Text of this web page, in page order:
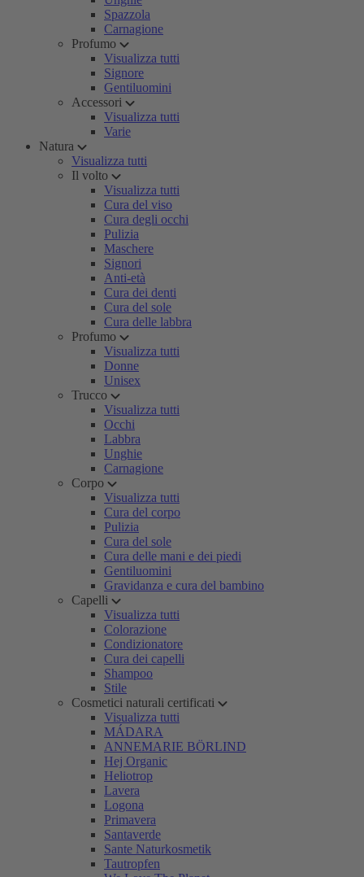
Spazzola
Carnagione
Profumo
Visualizza tutti
Signore
Gentiluomini
Accessori
Visualizza tutti
Varie
Natura
Visualizza tutti
Il volto
Visualizza tutti
Cura del viso
Cura degli occhi
Pulizia
Maschere
Signori
Anti-età
Cura dei denti
Cura del sole
Cura delle labbra
Profumo
Visualizza tutti
Donne
Unisex
Trucco
Visualizza tutti
Occhi
Labbra
Unghie
Carnagione
Corpo
Visualizza tutti
Cura del corpo
Pulizia
Cura del sole
Cura delle mani e dei piedi
Gentiluomini
Gravidanza e cura del bambino
Capelli
Visualizza tutti
Colorazione
Condizionatore
Cura dei capelli
Shampoo
Stile
Cosmetici naturali certificati
Visualizza tutti
MÁDARA
ANNEMARIE BÖRLIND
Hej Organic
Heliotrop
Lavera
Logona
Primavera
Santaverde
Sante Naturkosmetik
Tautropfen